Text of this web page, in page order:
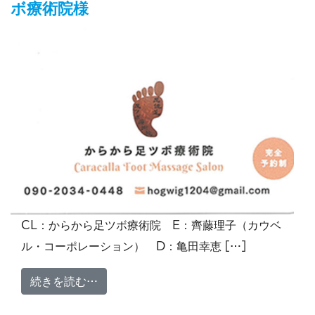
ボ療術院様
CL：からから足ツボ療術院 E：齊藤理子（カウベ
ル・コーポレーション） D：亀田幸恵 […]
続きを読む…